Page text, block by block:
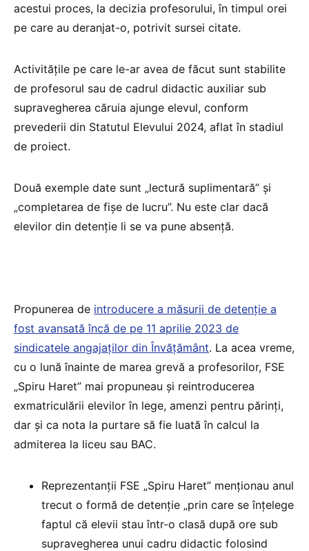
acestui proces, la decizia profesorului, în timpul orei
pe care au deranjat-o, potrivit sursei citate.
Activitățile pe care le-ar avea de făcut sunt stabilite
de profesorul sau de cadrul didactic auxiliar sub
supravegherea căruia ajunge elevul, conform
prevederii din Statutul Elevului 2024, aflat în stadiul
de proiect.
Două exemple date sunt „lectură suplimentară” și
„completarea de fișe de lucru”. Nu este clar dacă
elevilor din detenție li se va pune absență.
Propunerea de introducere a măsurii de detenție a
fost avansată încă de pe 11 aprilie 2023 de
sindicatele angajaților din Învățământ. La acea vreme,
cu o lună înainte de marea grevă a profesorilor, FSE
„Spiru Haret” mai propuneau și reintroducerea
exmatriculării elevilor în lege, amenzi pentru părinți,
dar și ca nota la purtare să fie luată în calcul la
admiterea la liceu sau BAC.
Reprezentanții FSE „Spiru Haret” menționau anul
trecut o formă de detenție „prin care se înțelege
faptul că elevii stau într-o clasă după ore sub
supravegherea unui cadru didactic folosind